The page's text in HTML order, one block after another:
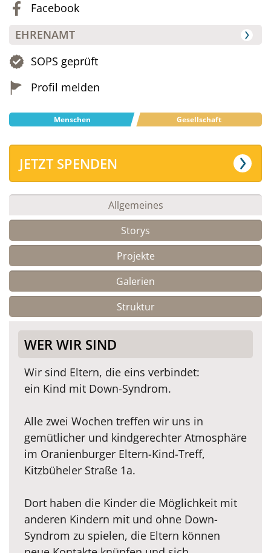
Facebook
EHRENAMT
SOPS geprüft
Profil melden
Menschen Gesellschaft
JETZT SPENDEN
Allgemeines
Storys
Projekte
Galerien
Struktur
WER WIR SIND
Wir sind Eltern, die eins verbindet:
ein Kind mit Down-Syndrom.
Alle zwei Wochen treffen wir uns in
gemütlicher und kindgerechter Atmosphäre
im Oranienburger Eltern-Kind-Treff,
Kitzbüheler Straße 1a.
Dort haben die Kinder die Möglichkeit mit
anderen Kindern mit und ohne Down-
Syndrom zu spielen, die Eltern können